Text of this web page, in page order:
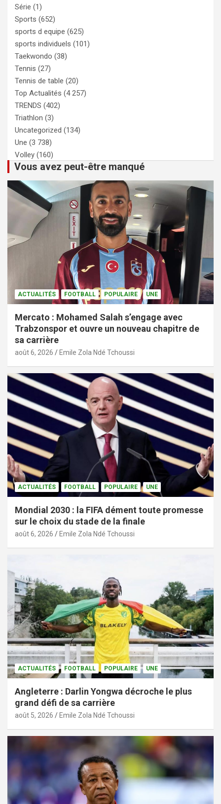
Série (1)
Sports (652)
sports d equipe (625)
sports individuels (101)
Taekwondo (38)
Tennis (27)
Tennis de table (20)
Top Actualités (4 257)
TRENDS (402)
Triathlon (3)
Uncategorized (134)
Une (3 738)
Volley (160)
Vous avez peut-être manqué
ACTUALITÉS FOOTBALL POPULAIRE UNE
Mercato : Mohamed Salah s’engage avec
Trabzonspor et ouvre un nouveau chapitre de
sa carrière
août 6, 2026 Emile Zola Ndé Tchoussi
ACTUALITÉS FOOTBALL POPULAIRE UNE
Mondial 2030 : la FIFA dément toute promesse
sur le choix du stade de la finale
août 6, 2026 Emile Zola Ndé Tchoussi
ACTUALITÉS FOOTBALL POPULAIRE UNE
Angleterre : Darlin Yongwa décroche le plus
grand défi de sa carrière
août 5, 2026 Emile Zola Ndé Tchoussi